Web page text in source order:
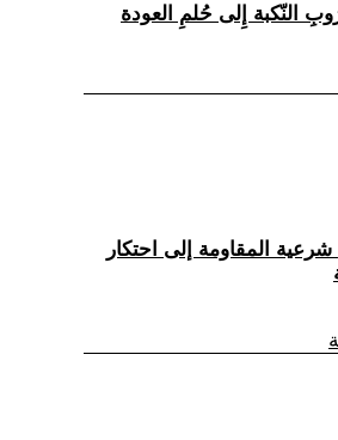
شرعية المقاومة إلى احتكار